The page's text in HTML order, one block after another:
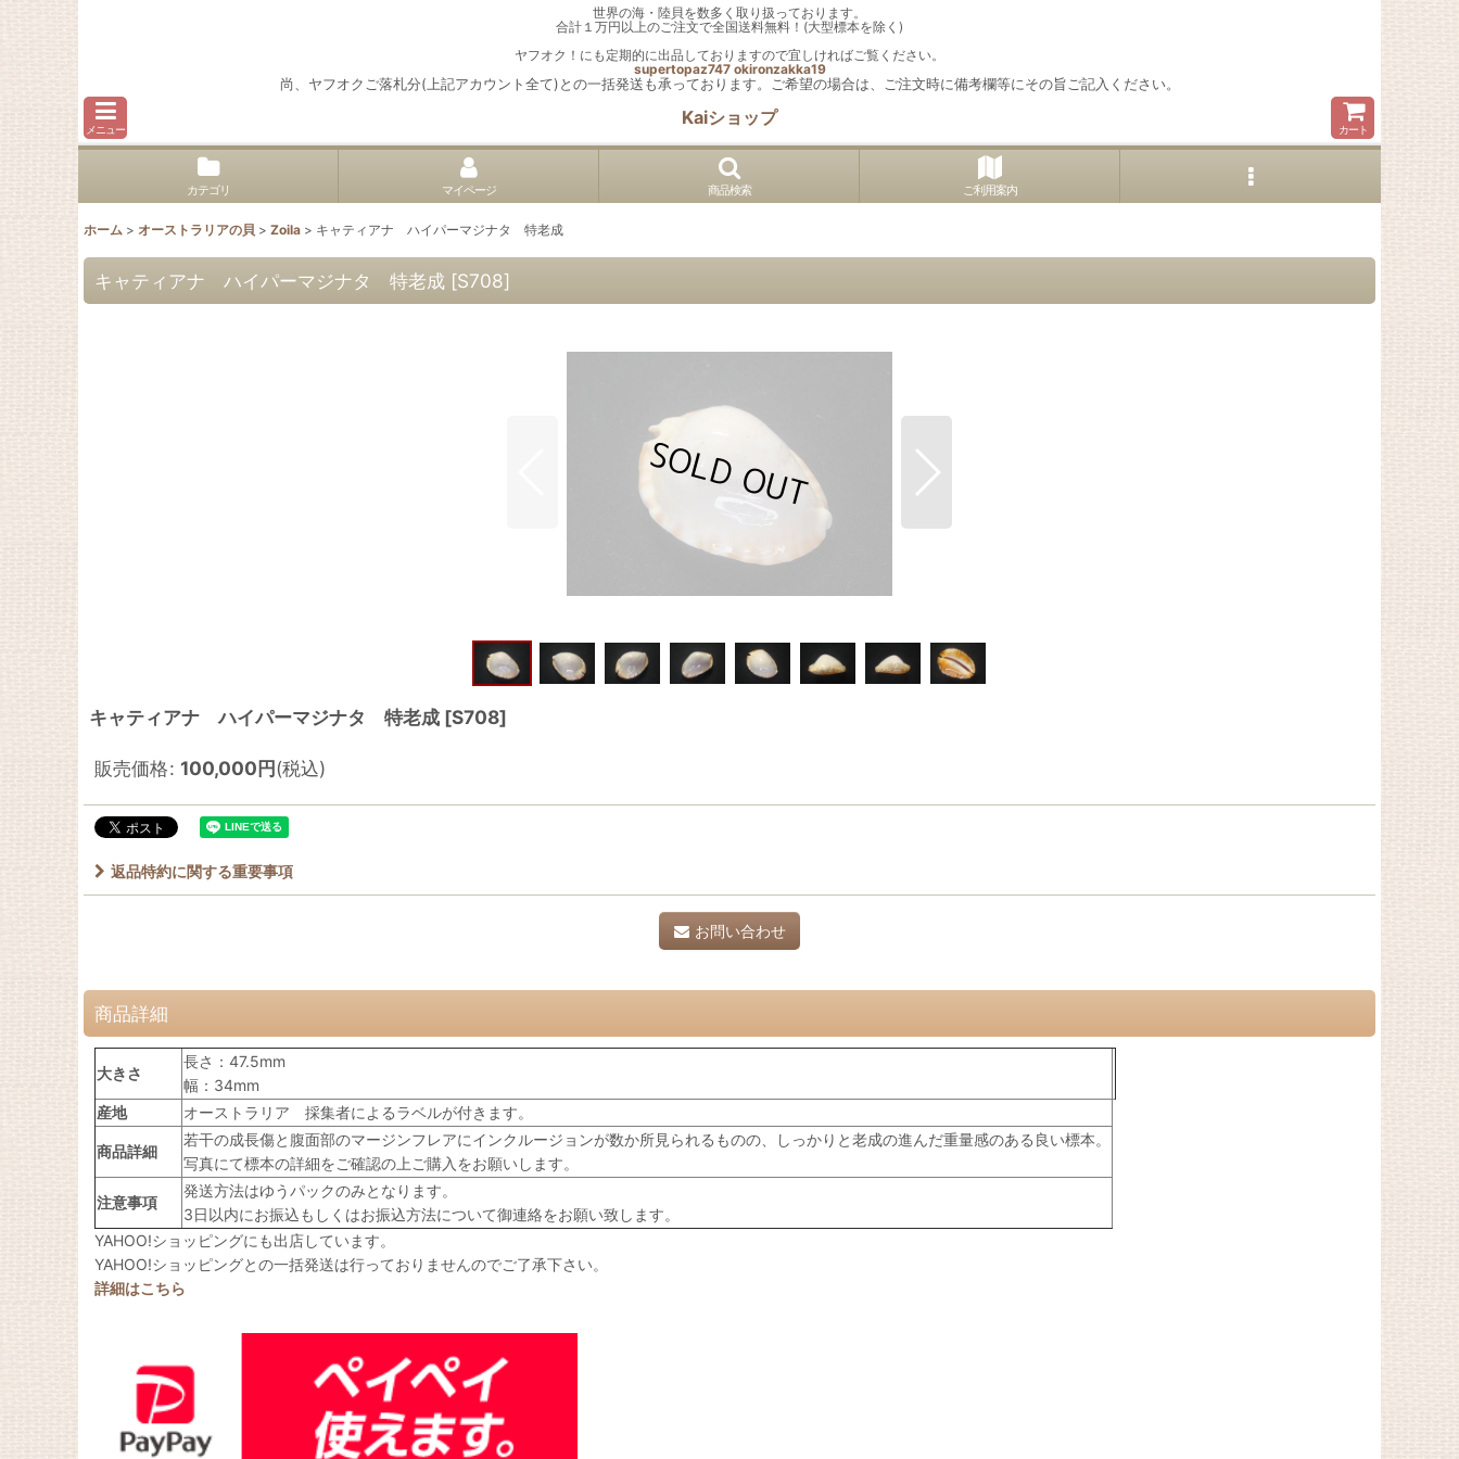
世界の海・陸貝を数多く取り扱っております。
合計１万円以上のご注文で全国送料無料！(大型標本を除く)
ヤフオク！にも定期的に出品しておりますので宜しければご覧ください。
supertopaz747 okironzakka19
尚、ヤフオクご落札分(上記アカウント全て)との一括発送も承っております。ご希望の場合は、ご注文時に備考欄等にその旨ご記入ください。
メニュー
Kaiショップ
カート
カテゴリ マイページ 商品検索 ご利用案内
ホーム > オーストラリアの貝 > Zoila > キャティアナ ハイパーマジナタ 特老成
キャティアナ ハイパーマジナタ 特老成 [S708]
キャティアナ ハイパーマジナタ 特老成 [S708]
販売価格: 100,000円(税込)
返品特約に関する重要事項
お問い合わせ
商品詳細
大きさ
長さ：47.5mm
幅：34mm
産地
オーストラリア 採集者によるラベルが付きます。
商品詳細
若干の成長傷と腹面部のマージンフレアにインクルージョンが数か所見られるものの、しっかりと老成の進んだ重量感のある良い標本。
写真にて標本の詳細をご確認の上ご購入をお願いします。
注意事項
発送方法はゆうパックのみとなります。
3日以内にお振込もしくはお振込方法について御連絡をお願い致します。
YAHOO!ショッピングにも出店しています。
YAHOO!ショッピングとの一括発送は行っておりませんのでご了承下さい。
詳細はこちら